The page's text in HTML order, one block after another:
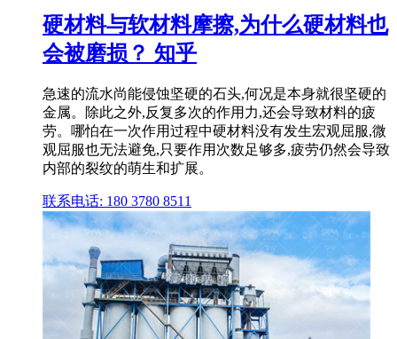
硬材料与软材料摩擦,为什么硬材料也
会被磨损？ 知乎
急速的流水尚能侵蚀坚硬的石头,何况是本身就很坚硬的
金属。除此之外,反复多次的作用力,还会导致材料的疲
劳。哪怕在一次作用过程中硬材料没有发生宏观屈服,微
观屈服也无法避免,只要作用次数足够多,疲劳仍然会导致
内部的裂纹的萌生和扩展。
联系电话: 180 3780 8511